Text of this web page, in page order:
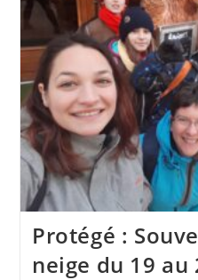
Protégé :
neige du 19